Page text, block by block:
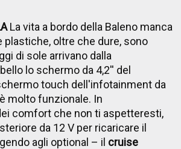
La vita a bordo della Baleno manca
plastiche, oltre che dure, sono
di sole arrivano dalla
lo schermo da 4,2'' del
touch dell'infotainment da
molto funzionale. In
comfort che non ti aspetteresti,
da 12 V per ricaricare il
agli optional – il cruise